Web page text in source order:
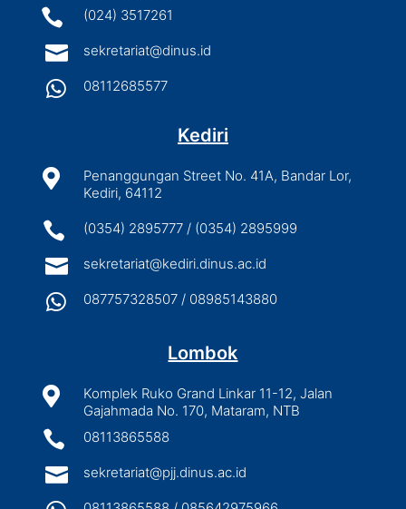
 (024) 3517261
 sekretariat@dinus.id
 08112685577
Kediri

Penanggungan Street No. 41A, Bandar Lor,
Kediri, 64112
 (0354) 2895777 / (0354) 2895999
 sekretariat@kediri.dinus.ac.id
 087757328507 / 08985143880
Lombok

Komplek Ruko Grand Linkar 11-12, Jalan
Gajahmada No. 170, Mataram, NTB
 08113865588
 sekretariat@pjj.dinus.ac.id